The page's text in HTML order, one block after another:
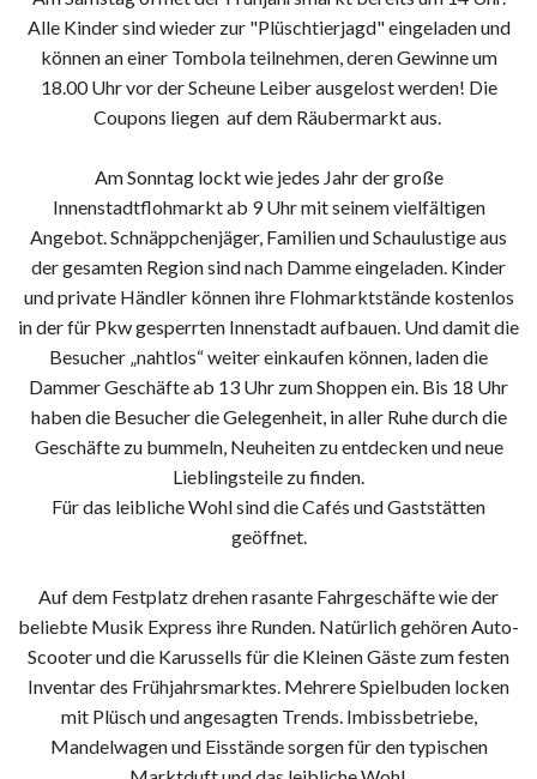
Alle Kinder sind wieder zur "Plüschtierjagd" eingeladen und
können an einer Tombola teilnehmen, deren Gewinne um
18.00 Uhr vor der Scheune Leiber ausgelost werden! Die
Coupons liegen auf dem Räubermarkt aus.
Am Sonntag lockt wie jedes Jahr der große
Innenstadtflohmarkt ab 9 Uhr mit seinem vielfältigen
Angebot. Schnäppchenjäger, Familien und Schaulustige aus
der gesamten Region sind nach Damme eingeladen. Kinder
und private Händler können ihre Flohmarktstände kostenlos
in der für Pkw gesperrten Innenstadt aufbauen. Und damit die
Besucher „nahtlos“ weiter einkaufen können, laden die
Dammer Geschäfte ab 13 Uhr zum Shoppen ein. Bis 18 Uhr
haben die Besucher die Gelegenheit, in aller Ruhe durch die
Geschäfte zu bummeln, Neuheiten zu entdecken und neue
Lieblingsteile zu finden.
Für das leibliche Wohl sind die Cafés und Gaststätten
geöffnet.
Auf dem Festplatz drehen rasante Fahrgeschäfte wie der
beliebte Musik Express ihre Runden. Natürlich gehören Auto-
Scooter und die Karussells für die Kleinen Gäste zum festen
Inventar des Frühjahrsmarktes. Mehrere Spielbuden locken
mit Plüsch und angesagten Trends. Imbissbetriebe,
Mandelwagen und Eisstände sorgen für den typischen